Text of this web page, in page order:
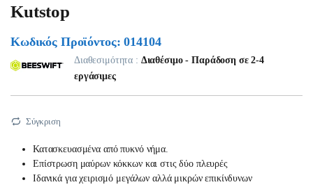
Kutstop
Κωδικός Προϊόντος: 014104
Διαθεσιμότητα : Διαθέσιμο - Παράδοση σε 2-4
εργάσιμες
Σύγκριση
Κατασκευασμένα από πυκνό νήμα.
Επίστρωση μαύρων κόκκων και στις δύο πλευρές
Ιδανικά για χειρισμό μεγάλων αλλά μικρών επικίνδυνων